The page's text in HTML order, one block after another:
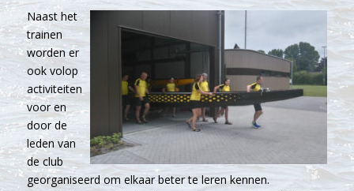
Naast het
trainen
worden er
ook volop
activiteiten
voor en
door de
leden van
de club
georganiseerd om elkaar beter te leren kennen.